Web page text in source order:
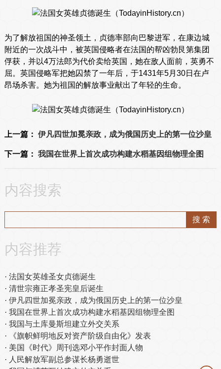
为了解放祖国的神圣领土，贞德率部向巴黎进军，在康边城
附近的一次战斗中，被英国侵略者在法国的帮凶勃艮第集团
俘获，并以4万法郎为代价卖给英国，她在敌人面前，英勇不
屈。英国侵略军把她囚禁了一年后，于1431年5月30日在卢
昂场杀害。她为祖国的解放事业献出了年轻的生命。
上一篇： 伊凡四世加冕亲政，成为俄国历史上的第一位沙皇
下一篇： 我国在世界上首次成功构建水稻基因组物理全图
内容搜索
内容推荐
法国女英雄圣女贞德诞生
清世宗雍正孝圣宪皇后诞生
伊凡四世加冕亲政，成为俄国历史上的第一位沙皇
我国在世界上首次成功构建水稻基因组物理全图
我国与土库曼斯坦建立外交关系
《旗帜鲜明地反对资产阶级自由化》发表
美国《时代》周刊选邓小平作封面人物
人民解放军副总参谋长杨勇逝世